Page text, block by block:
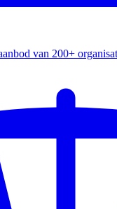
van 200+